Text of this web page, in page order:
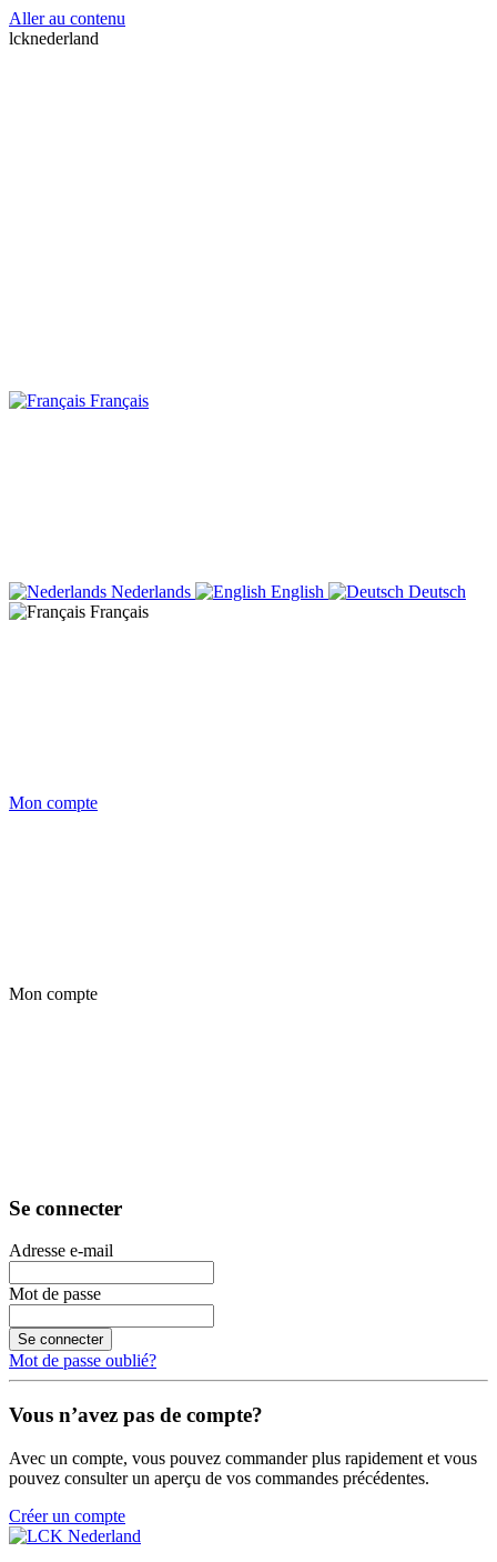
Aller au contenu
lcknederland
Français
Nederlands English
Deutsch
Français
Mon compte
Mon compte
Se connecter
Adresse e-mail
Mot de passe
Se connecter
Mot de passe oublié?
Vous n’avez pas de compte?
Avec un compte, vous pouvez commander plus rapidement et vous
pouvez consulter un aperçu de vos commandes précédentes.
Créer un compte